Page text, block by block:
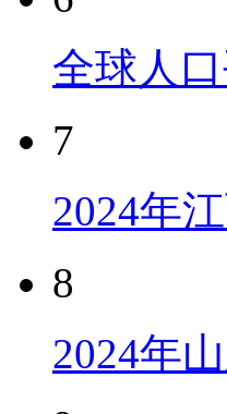
全球人
7
2024年
8
2024年